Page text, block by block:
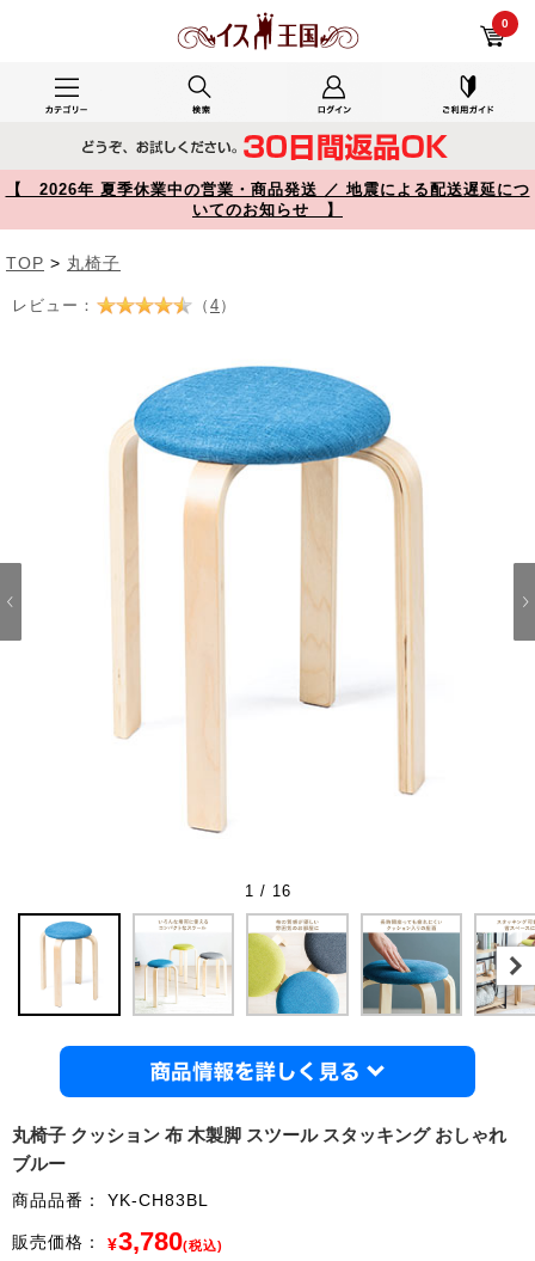
0
【 2026年 夏季休業中の営業・商品発送 ／ 地震による配送遅延につ
いてのお知らせ 】
TOP > 丸椅子
レビュー： （ 4 ）
1 / 16
丸椅子 クッション 布 木製脚 スツール スタッキング おしゃれ
ブルー
商品品番： YK-CH83BL
販売価格： ¥3,780(税込)